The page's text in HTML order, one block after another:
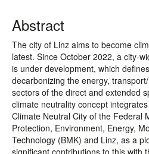
Abstract
The city of Linz aims to become
latest. Since October 2022, a city-
is under development, which
decarbonizing the energy,
sectors of the direct and extended
climate neutrality concept
Climate Neutral City of the Federal
Protection, Environment, Energy,
Technology (BMK) and Linz, as a
significant contributions to this with